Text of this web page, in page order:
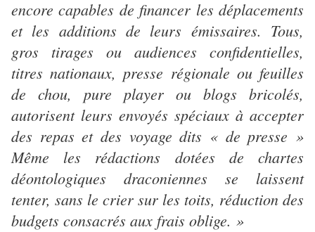
encore capables de financer les déplacements
et les additions de leurs émissaires. Tous,
gros tirages ou audiences confidentielles,
titres nationaux, presse régionale ou feuilles
de chou, pure player ou blogs bricolés,
autorisent leurs envoyés spéciaux à accepter
des repas et des voyage dits « de presse »
Même les rédactions dotées de chartes
déontologiques draconiennes se laissent
tenter, sans le crier sur les toits, réduction des
budgets consacrés aux frais oblige. »